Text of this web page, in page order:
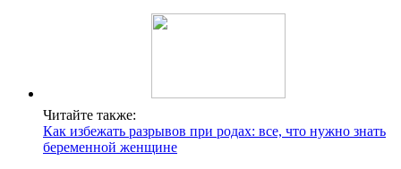
Читайте также:
Как избежать разрывов при родах: все, что нужно знать
беременной женщине